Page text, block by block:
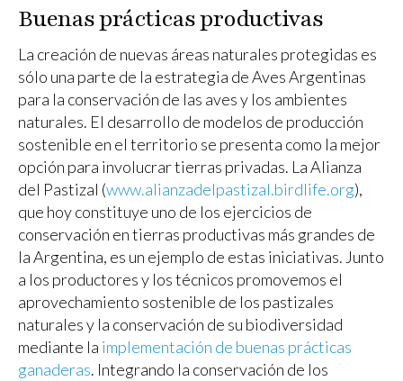
Buenas prácticas productivas
La creación de nuevas áreas naturales protegidas es
sólo una parte de la estrategia de Aves Argentinas
para la conservación de las aves y los ambientes
naturales. El desarrollo de modelos de producción
sostenible en el territorio se presenta como la mejor
opción para involucrar tierras privadas. La Alianza
del Pastizal (www.alianzadelpastizal.birdlife.org),
que hoy constituye uno de los ejercicios de
conservación en tierras productivas más grandes de
la Argentina, es un ejemplo de estas iniciativas. Junto
a los productores y los técnicos promovemos el
aprovechamiento sostenible de los pastizales
naturales y la conservación de su biodiversidad
mediante la implementación de buenas prácticas
ganaderas. Integrando la conservación de los